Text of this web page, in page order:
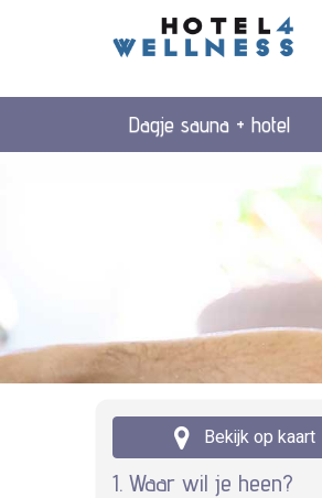
Dagje sauna + hotel
Bekijk op kaart
1. Waar wil je heen?